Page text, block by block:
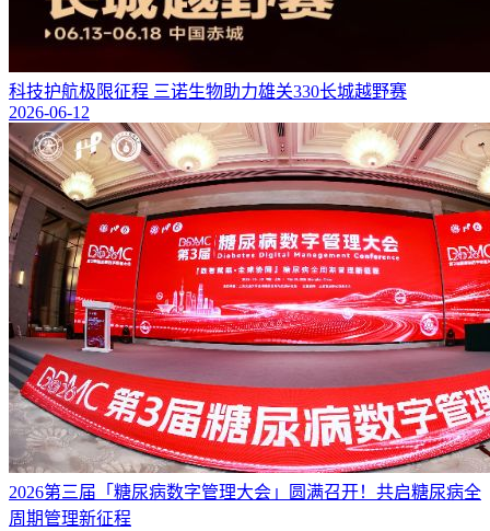
科技护航极限征程 三诺生物助力雄关330长城越野赛
2026-06-12
2026第三届「糖尿病数字管理大会」圆满召开！共启糖尿病全
周期管理新征程